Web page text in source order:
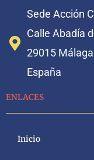
Sede Acción
Calle Abadía
29015 Málaga
España
ENLACES
Inicio